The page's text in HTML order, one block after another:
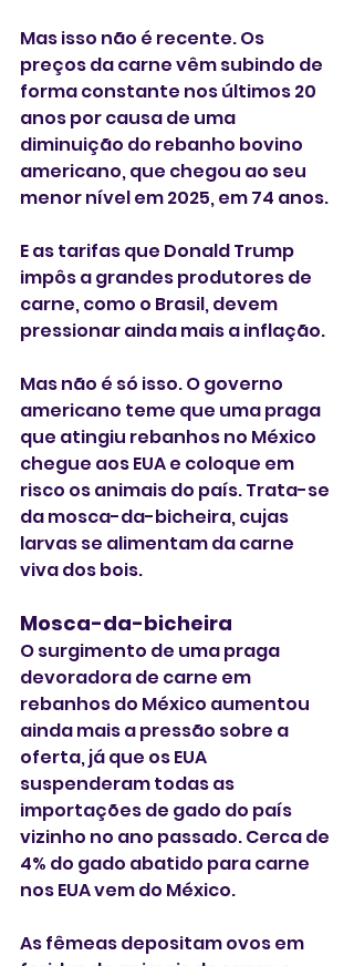
Mas isso não é recente. Os
preços da carne vêm subindo de
forma constante nos últimos 20
anos por causa de uma
diminuição do rebanho bovino
americano, que chegou ao seu
menor nível em 2025, em 74 anos.
E as tarifas que Donald Trump
impôs a grandes produtores de
carne, como o Brasil, devem
pressionar ainda mais a inflação.
Mas não é só isso. O governo
americano teme que uma praga
que atingiu rebanhos no México
chegue aos EUA e coloque em
risco os animais do país. Trata-se
da mosca-da-bicheira, cujas
larvas se alimentam da carne
viva dos bois.
Mosca-da-bicheira
O surgimento de uma praga
devoradora de carne em
rebanhos do México aumentou
ainda mais a pressão sobre a
oferta, já que os EUA
suspenderam todas as
importações de gado do país
vizinho no ano passado. Cerca de
4% do gado abatido para carne
nos EUA vem do México.
As fêmeas depositam ovos em